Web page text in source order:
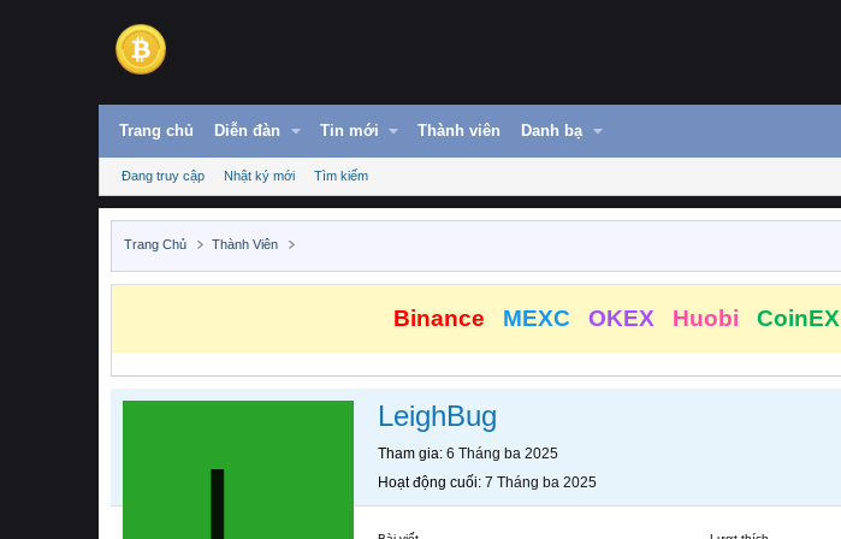
Trang chủ Diễn đàn Tin mới Thành viên Danh bạ
Đang truy cập Nhật ký mới Tìm kiếm
Trang Chủ Thành Viên
Binance MEXC OKEX Huobi CoinEX
LeighBug
Tham gia 6 Tháng ba 2025
Hoạt động cuối 7 Tháng ba 2025